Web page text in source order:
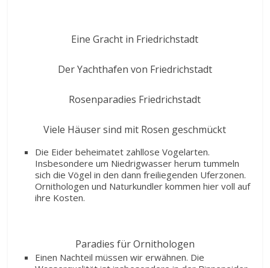
Eine Gracht in Friedrichstadt
Der Yachthafen von Friedrichstadt
Rosenparadies Friedrichstadt
Viele Häuser sind mit Rosen geschmückt
Die Eider beheimatet zahllose Vogelarten.
Insbesondere um Niedrigwasser herum tummeln
sich die Vögel in den dann freiliegenden Uferzonen.
Ornithologen und Naturkundler kommen hier voll auf
ihre Kosten.
Paradies für Ornithologen
Einen Nachteil müssen wir erwähnen. Die